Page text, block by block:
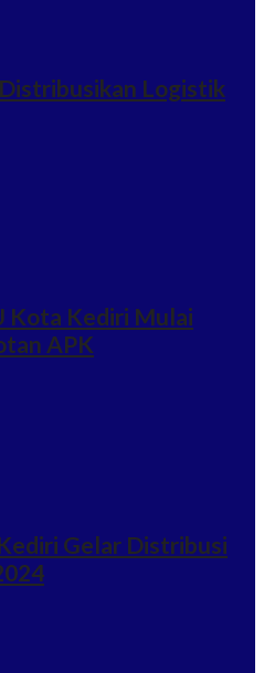
Logistik
Kota Kediri Mulai
APK
Gelar Distribusi